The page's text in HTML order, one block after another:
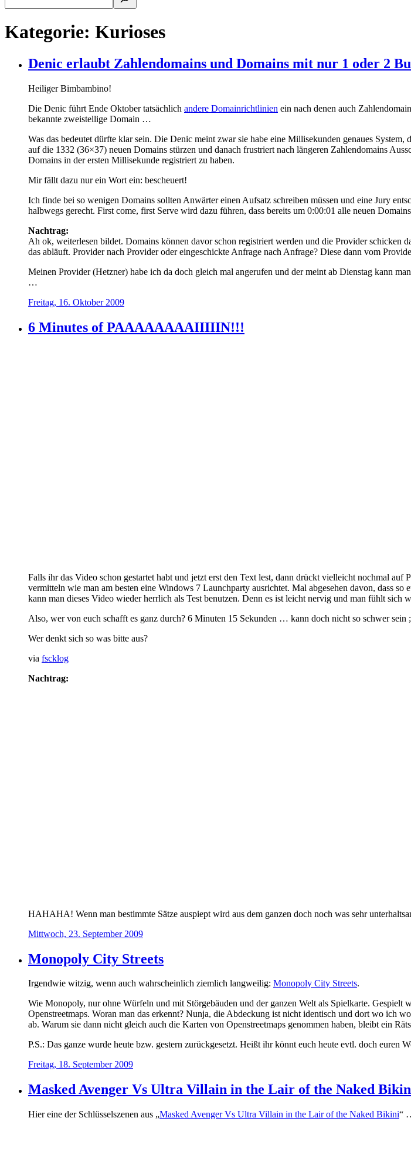
Kategorie: Kurioses
Denic erlaubt Zahlendomains und Domains mit nur 1 oder 2
Heiliger Bimbambino!
Die Denic führt Ende Oktober tatsächlich andere Domainrichtlinien ein nach denen auch
bekannte zweistellige Domain …
Was das bedeutet dürfte klar sein. Die Denic meint zwar sie habe eine Millisekunden genaues
auf die 1332 (36×37) neuen Domains stürzen und danach frustriert nach längeren Zahlendomains
Domains in der ersten Millisekunde registriert zu haben.
Mir fällt dazu nur ein Wort ein: bescheuert!
Ich finde bei so wenigen Domains sollten Anwärter einen Aufsatz schreiben müssen und eine Jury
halbwegs gerecht. First come, first Serve wird dazu führen, dass bereits um 0:00:01 alle neuen
Nachtrag:
Ah ok, weiterlesen bildet. Domains können davor schon registriert werden und die Provider
das abläuft. Provider nach Provider oder eingeschickte Anfrage nach Anfrage? Diese dann vom
Meinen Provider (Hetzner) habe ich da doch gleich mal angerufen und der meint ab Dienstag kann
…
Freitag, 16. Oktober 2009
6 Minutes of PAAAAAAAAIIIIIN!!!
Falls ihr das Video schon gestartet habt und jetzt erst den Text lest, dann drückt vielleicht nochmal
vermitteln wie man am besten eine Windows 7 Launchparty ausrichtet. Mal abgesehen davon, dass
kann man dieses Video wieder herrlich als Test benutzen. Denn es ist leicht nervig und man fühlt sich
Also, wer von euch schafft es ganz durch? 6 Minuten 15 Sekunden … kann doch nicht so schwer sein
Wer denkt sich so was bitte aus?
via fscklog
Nachtrag:
HAHAHA! Wenn man bestimmte Sätze auspiept wird aus dem ganzen doch noch was sehr
Mittwoch, 23. September 2009
Monopoly City Streets
Irgendwie witzig, wenn auch wahrscheinlich ziemlich langweilig: Monopoly City Streets.
Wie Monopoly, nur ohne Würfeln und mit Störgebäuden und der ganzen Welt als Spielkarte. Gespielt
Openstreetmaps. Woran man das erkennt? Nunja, die Abdeckung ist nicht identisch und dort wo ich
ab. Warum sie dann nicht gleich auch die Karten von Openstreetmaps genommen haben, bleibt ein
P.S.: Das ganze wurde heute bzw. gestern zurückgesetzt. Heißt ihr könnt euch heute evtl. doch euren
Freitag, 18. September 2009
Masked Avenger Vs Ultra Villain in the Lair of the Naked
Hier eine der Schlüsselszenen aus „Masked Avenger Vs Ultra Villain in the Lair of the Naked Bikini“